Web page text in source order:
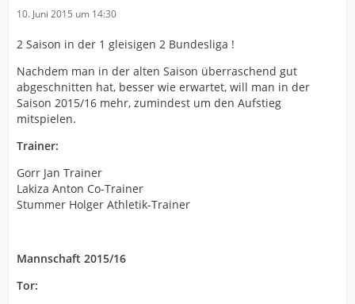
10. Juni 2015 um 14:30
2 Saison in der 1 gleisigen 2 Bundesliga !
Nachdem man in der alten Saison überraschend gut
abgeschnitten hat, besser wie erwartet, will man in der
Saison 2015/16 mehr, zumindest um den Aufstieg
mitspielen.
Trainer:
Gorr Jan Trainer
Lakiza Anton Co-Trainer
Stummer Holger Athletik-Trainer
Mannschaft 2015/16
Tor: